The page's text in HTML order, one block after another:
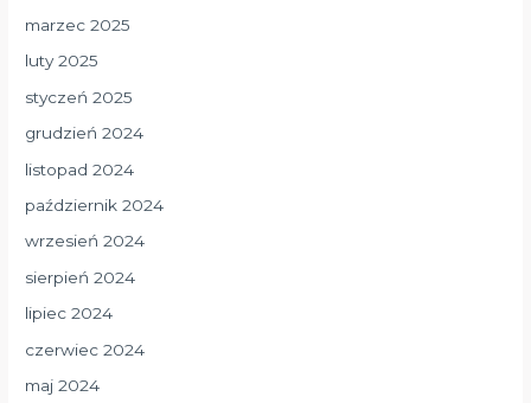
marzec 2025
luty 2025
styczeń 2025
grudzień 2024
listopad 2024
październik 2024
wrzesień 2024
sierpień 2024
lipiec 2024
czerwiec 2024
maj 2024